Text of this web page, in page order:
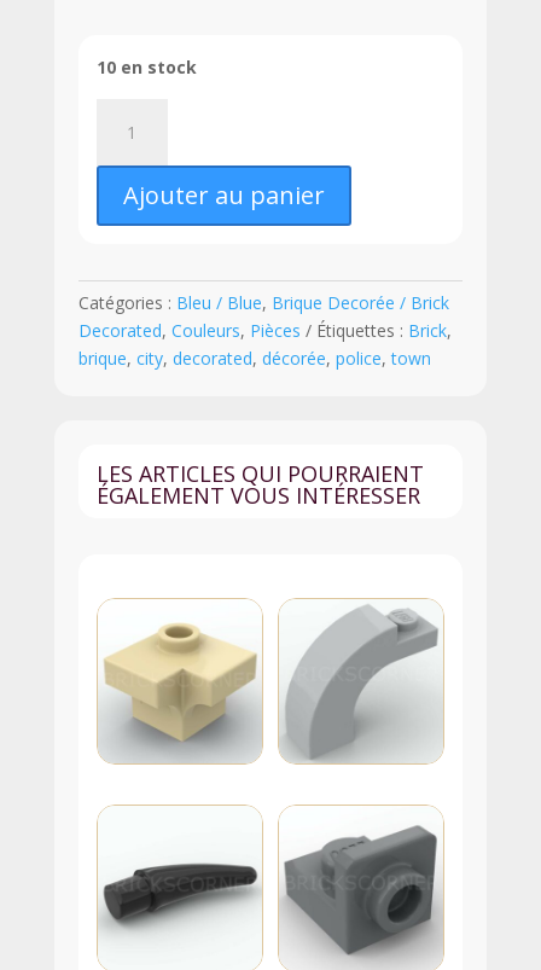
10 en stock
LEGO®
Brique
Décorée
x
4
Motif
Police
Bleu
Ajouter au panier
Catégories : Bleu / Blue, Brique Decorée / Brick
Decorated, Couleurs, Pièces Étiquettes : Brick,
brique, city, decorated, décorée, police,town
LES ARTICLES QUI POURRAIENT
ÉGALEMENT VOUS INTÉRESSER